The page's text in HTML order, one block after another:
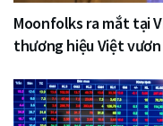
Moonfolks ra mắt tại
thương hiệu Việt vươn